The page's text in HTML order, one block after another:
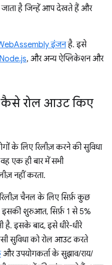
है जिन्हें आप देखते हैं और
इंजनहै. इसे
Node.js, और अन्य ऐप्लिकेशन और
कैसे रोल आउट किए
के लिए रिलीज़ करने की सुविधा
एक ही बार में सभी
नहीं करता.
चैनल के लिए सिर्फ़ कुछ
इसकी शुरुआत, सिर्फ़ 1 से 5%
इसके बाद, इसे धीरे-धीरे
सुविधा को रोल आउट करते
और उपयोगकर्ता के सुझाव/राय/